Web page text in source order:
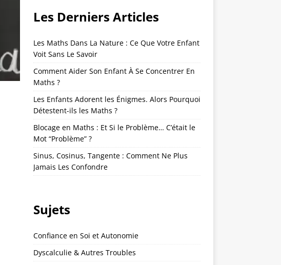
Les Derniers Articles
Les Maths Dans La Nature : Ce Que Votre Enfant
Voit Sans Le Savoir
Comment Aider Son Enfant À Se Concentrer En
Maths ?
Les Enfants Adorent les Énigmes. Alors Pourquoi
Détestent-ils les Maths ?
Blocage en Maths : Et Si le Problème… C’était le
Mot “Problème” ?
Sinus, Cosinus, Tangente : Comment Ne Plus
Jamais Les Confondre
Sujets
Confiance en Soi et Autonomie
Dyscalculie & Autres Troubles